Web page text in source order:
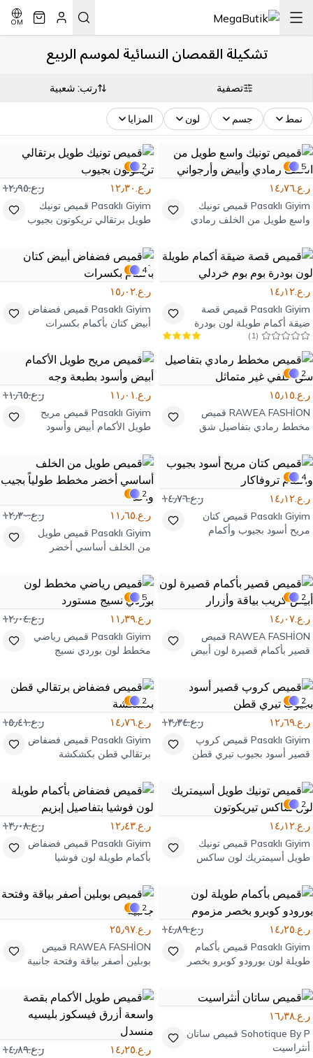
OM
تشكيلة القمصان النسائية لموسم الربيع
تصفية رتب: شعبية
نمط جسم لون المزايا
5
ر.ع.١٤٫٧٦
Pasaklı Giyim قميص تونيك
واسع طويل من الخلف رمادي
2
ر.ع.١٢٫٣٠ ر.ع.١٢٫٩٥
Pasaklı Giyim قميص تونيك
طويل برتقالي تريكوتون بجيوب
ر.ع.١٤٫١٢
Pasaklı Giyim قميص قصة
ضيقة أكمام طويلة لون بودرة
بوم بوم خردلي
(
1
)
4
ر.ع.١٥٫٠٢
Pasaklı Giyim قميص فضفاض
أبيض كتان بأكمام بكسرات
2
ر.ع.١٥٫١٥
RAWEA FASHİON قميص
مخطط رمادي بتفاصيل شق
ر.ع.١١٫٠١ ر.ع.١١٫٦٥
Pasaklı Giyim قميص مريح
طويل الأكمام أبيض وأسود
4
ر.ع.١٤٫١٢ ر.ع.١٤٫٧٦
Pasaklı Giyim قميص كتان
مريح أسود بجيوب وأكمام
2
ر.ع.١١٫٦٥ ر.ع.١٢٫٣٠
Pasaklı Giyim قميص طويل
من الخلف أساسي أخضر
2
ر.ع.١٤٫٠٧
RAWEA FASHİON قميص
قصير بأكمام قصيرة لون أبيض
5
ر.ع.١١٫٣٩ ر.ع.١٢٫٠٤
Pasaklı Giyim قميص رياضي
مخطط لون بوردي نسيج
2
ر.ع.١٢٫٦٩ ر.ع.١٣٫٣٤
Pasaklı Giyim قميص كروپ
قصير أسود بجيوب تيري قطن
2
ر.ع.١٤٫٧٦ ر.ع.١٥٫٤١
Pasaklı Giyim قميص فضفاض
برتقالي قطن بكشكشة
2
ر.ع.١٤٫١٢
Pasaklı Giyim قميص تونيك
طويل أسيمتريك لون ساكس
ر.ع.١٢٫٤٣ ر.ع.١٣٫٠٨
Pasaklı Giyim قميص فضفاض
بأكمام طويلة لون فوشيا
ر.ع.١٤٫٢٥ ر.ع.١٤٫٨٩
Pasaklı Giyim قميص بأكمام
طويلة لون بورودو كوبرو بخصر
2
ر.ع.٢٥٫٩٧
RAWEA FASHİON قميص
بوبلين أصفر بياقة وفتحة جانبية
ر.ع.١٦٫٣٨
Sohotique By P قميص ساتان
أنثراسيت
ر.ع.١٤٫٢٥ ر.ع.١٤٫٨٩